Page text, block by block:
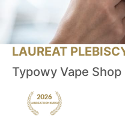
LAUREAT
Typowy Vape